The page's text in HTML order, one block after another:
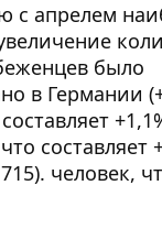
с апрелем
было
в Германии
составляет
человек,